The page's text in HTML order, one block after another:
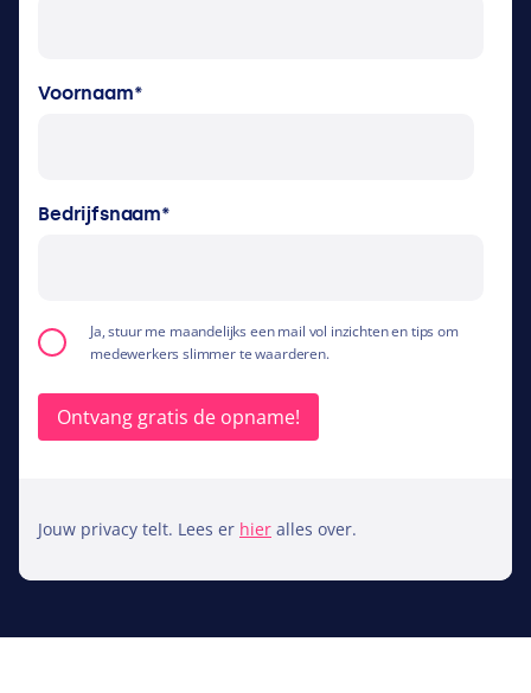
Voornaam*
Bedrijfsnaam*
Ja, stuur me maandelijks een mail vol inzichten en tips om
medewerkers slimmer te waarderen.
Jouw privacy telt. Lees er hier alles over.